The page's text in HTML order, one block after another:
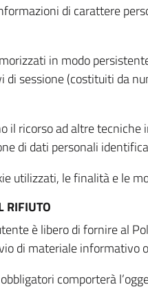
di carattere
in modo
sessione (costituiti da
il ricorso ad altre
di dati personali
utilizzati, le finalità e le
RIFIUTO
è libero di fornire al
di materiale informativo
comporterà